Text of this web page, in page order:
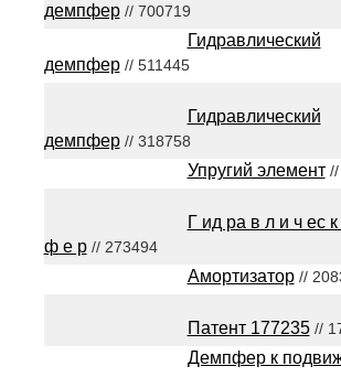
демпфер// 700719
Гидравлический
демпфер// 511445
Гидравлический
демпфер// 318758
Упругий элемент//
Г ид ра в л и ч ес
ф е р// 273494
Амортизатор//
Патент 177235//
Демпфер к